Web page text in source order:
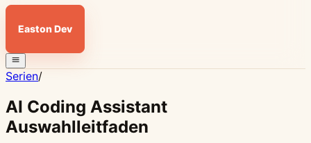
Easton Dev
Serien/
AI Coding Assistant
Auswahlleitfaden